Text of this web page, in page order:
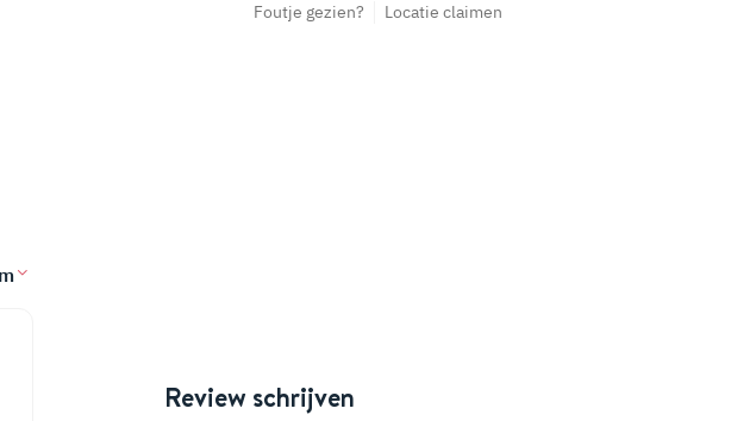
Foutje gezien? Locatie claimen
Review schrijven